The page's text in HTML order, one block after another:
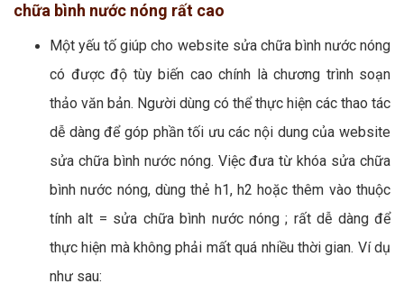
chữa bình nước nóng rất cao
Một yếu tố giúp cho website sửa chữa bình nước nóng
có được độ tùy biến cao chính là chương trình soạn
thảo văn bản. Người dùng có thể thực hiện các thao tác
dễ dàng để góp phần tối ưu các nội dung của website
sửa chữa bình nước nóng. Việc đưa từ khóa sửa chữa
bình nước nóng, dùng thẻ h1, h2 hoặc thêm vào thuộc
tính alt = sửa chữa bình nước nóng ; rất dễ dàng để
thực hiện mà không phải mất quá nhiều thời gian. Ví dụ
như sau: